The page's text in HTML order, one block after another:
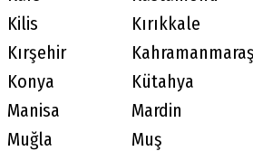
Kilis
Kırıkkale
Kırşehir
Konya
Kütahya
Manisa
Mardin
Muğla
Muş